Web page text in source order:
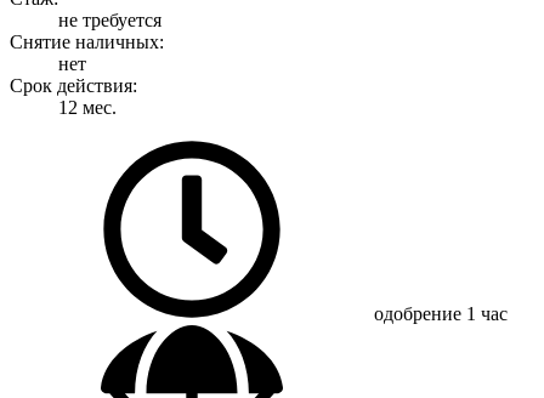
не требуется
Снятие наличных:
нет
Срок действия:
12 мес.
одобрение 1 час